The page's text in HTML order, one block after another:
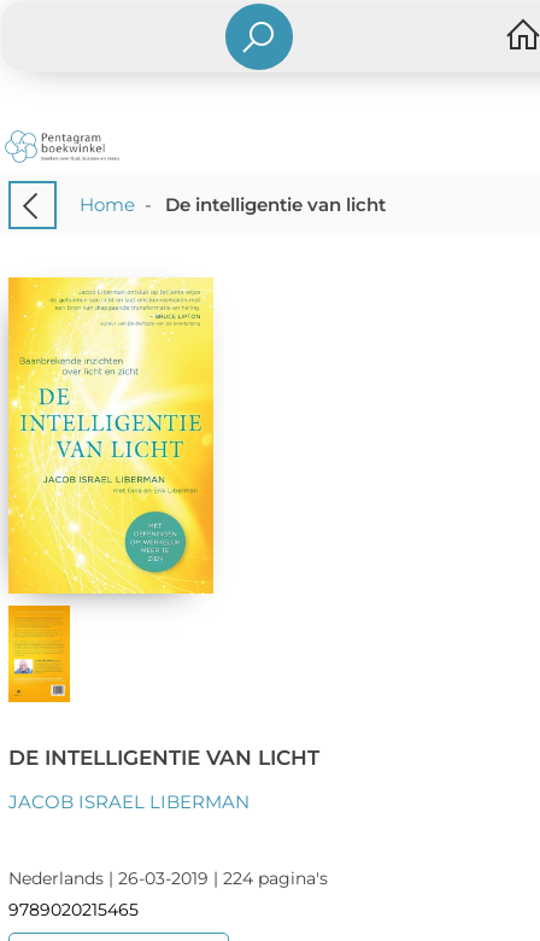
Home- De intelligentie van licht
DE INTELLIGENTIE VAN LICHT
JACOB ISRAEL LIBERMAN
Nederlands | 26-03-2019 | 224 pagina's
9789020215465